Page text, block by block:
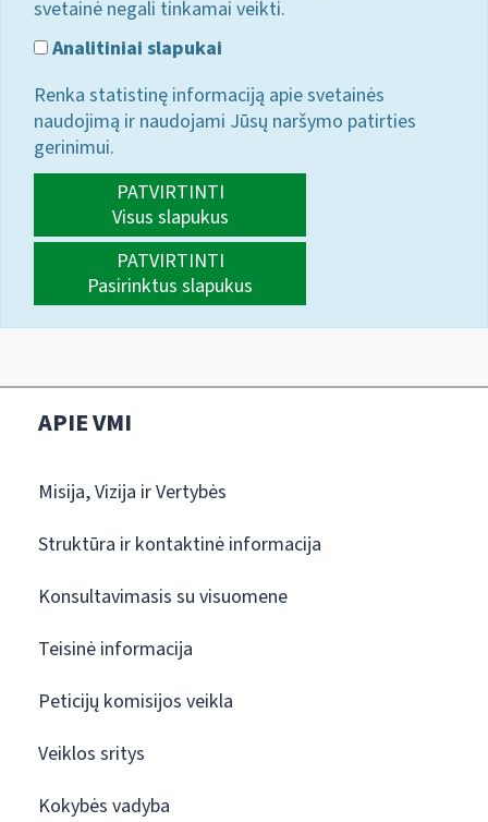
svetainė negali tinkamai veikti.
Analitiniai slapukai
Renka statistinę informaciją apie svetainės
naudojimą ir naudojami Jūsų naršymo patirties
gerinimui.
PATVIRTINTI
Visus slapukus
PATVIRTINTI
Pasirinktus slapukus
APIE VMI
Misija, Vizija ir Vertybės
Struktūra ir kontaktinė informacija
Konsultavimasis su visuomene
Teisinė informacija
Peticijų komisijos veikla
Veiklos sritys
Kokybės vadyba